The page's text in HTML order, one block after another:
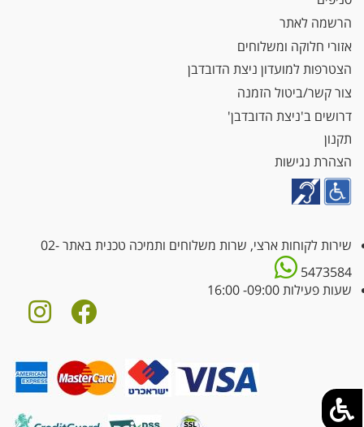
הרשמה לאתר
אזורי חלוקה ומשלוחים
הצטרפות למועדון ניצת הדובדבן
צור קשר/ביטול הזמנה
דרושים ב'ניצת הדובדבן'
תקנון
הצהרת נגישות
שירות לקוחות ארצי, שרות משלוחים ותמיכה טכנית באתר02-
5473584
שעות פעילות 09:00- 16:00